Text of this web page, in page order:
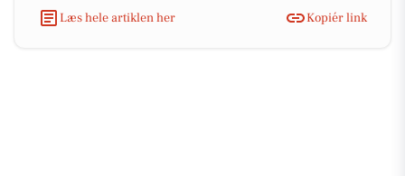
Læs hele artiklen her
Kopiér link